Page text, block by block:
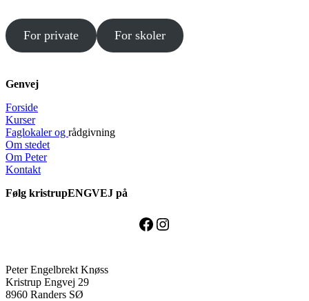
For private For skoler
Genvej
Forside
Kurser
Faglokaler og rådgivning
Om stedet
Om Peter
Kontakt
Følg kristrupENGVEJ på
Facebook
Instagram
Peter Engelbrekt Knøss
Kristrup Engvej 29
8960 Randers SØ